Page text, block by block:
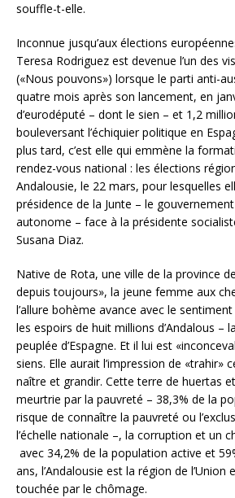
souffle-t-elle.
Inconnue jusqu’aux élections
Teresa Rodriguez est devenue l’un des
(«Nous pouvons») lorsque le parti anti-
quatre mois après son lancement, en
d’eurodéputé – dont le sien – et 1,2
bouleversant l’échiquier politique en
plus tard, c’est elle qui emmène la
rendez-vous national : les élections
Andalousie, le 22 mars, pour lesquelles
présidence de la Junte – le
autonome – face à la présidente
Susana Diaz.
Native de Rota, une ville de la province
depuis toujours», la jeune femme aux
l’allure bohème avance avec le
les espoirs de huit millions d’Andalous –
peuplée d’Espagne. Et il lui est
siens. Elle aurait l’impression de «trahir»
naître et grandir. Cette terre de huertas
meurtrie par la pauvreté – 38,3% de la
risque de connaître la pauvreté ou
l’échelle nationale –, la corruption et un
avec 34,2% de la population active et
ans, l’Andalousie est la région de l’Union
touchée par le chômage.